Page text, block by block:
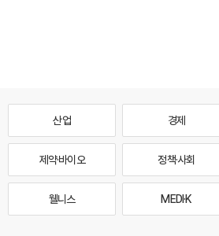
산업 경제
제약·바이오 정책·사회
웰니스 MEDI·K